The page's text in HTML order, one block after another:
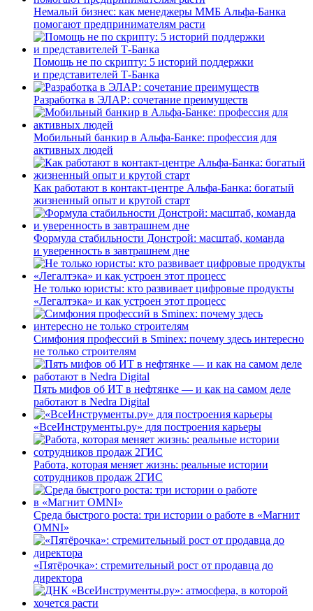
Немалый бизнес: как менеджеры ММБ Альфа-Банка
помогают предпринимателям расти
Помощь не по скрипту: 5 историй поддержки
и представителей Т-Банка
Разработка в ЭЛАР: сочетание преимуществ
Мобильный банкир в Альфа-Банке: профессия для
активных людей
Как работают в контакт-центре Альфа-Банка: богатый
жизненный опыт и крутой старт
Формула стабильности Донстрой: масштаб, команда
и уверенность в завтрашнем дне
Не только юристы: кто развивает цифровые продукты
«Легалтэка» и как устроен этот процесс
Симфония профессий в Sminex: почему здесь интересно
не только строителям
Пять мифов об ИТ в нефтянке — и как на самом деле
работают в Nedra Digital
«ВсеИнструменты.ру» для построения карьеры
Работа, которая меняет жизнь: реальные истории
сотрудников продаж 2ГИС
Среда быстрого роста: три истории о работе в «Магнит
OMNI»
«Пятёрочка»: стремительный рост от продавца до
директора